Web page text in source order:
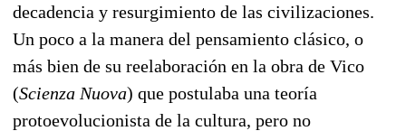
decadencia y resurgimiento de las civilizaciones.
Un poco a la manera del pensamiento clásico, o
más bien de su reelaboración en la obra de Vico
(Scienza Nuova) que postulaba una teoría
protoevolucionista de la cultura, pero no